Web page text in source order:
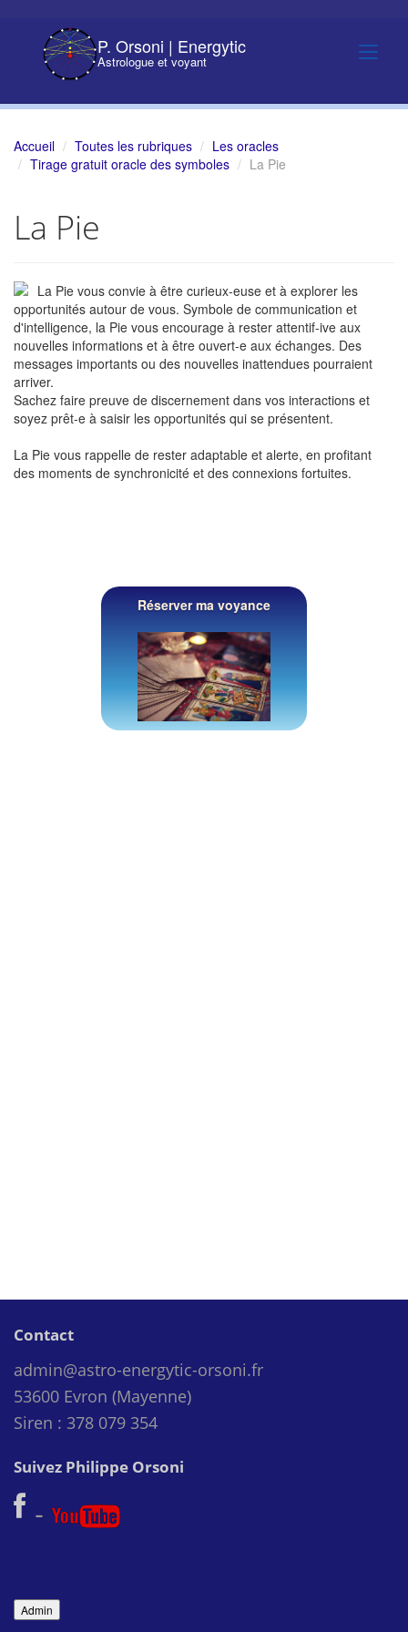
P. Orsoni | Energytic
Astrologue et voyant
Accueil Toutes les rubriques
Les oracles
Tirage gratuit oracle des symboles
La Pie
La Pie
La Pie vous convie à être curieux-euse et à explorer les
opportunités autour de vous. Symbole de communication et
d'intelligence, la Pie vous encourage à rester attentif-ive aux
nouvelles informations et à être ouvert-e aux échanges. Des
messages importants ou des nouvelles inattendues pourraient
arriver.
Sachez faire preuve de discernement dans vos interactions et
soyez prêt-e à saisir les opportunités qui se présentent.
La Pie vous rappelle de rester adaptable et alerte, en profitant
des moments de synchronicité et des connexions fortuites.
Réserver ma voyance
Contact
admin@astro-energytic-orsoni.fr
53600 Evron (Mayenne)
Siren : 378 079 354
Suivez Philippe Orsoni
-